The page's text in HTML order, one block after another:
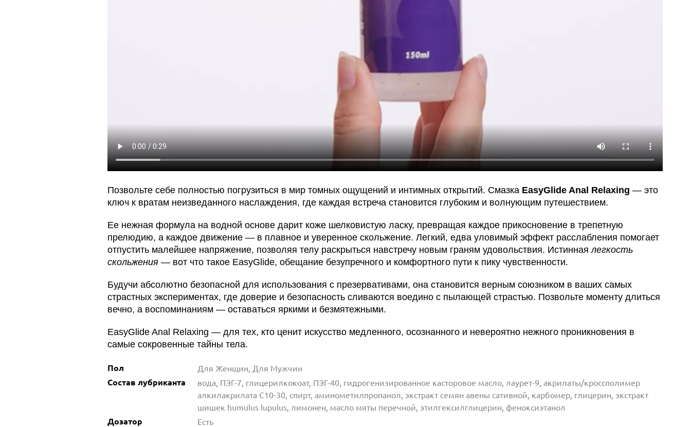
Позвольте себе полностью погрузиться в мир томных ощущений и интимных открытий. Смазка EasyGlide Anal Relaxing — это
ключ к вратам неизведанного наслаждения, где каждая встреча становится глубоким и волнующим путешествием.
Ее нежная формула на водной основе дарит коже шелковистую ласку, превращая каждое прикосновение в трепетную
прелюдию, а каждое движение — в плавное и уверенное скольжение. Легкий, едва уловимый эффект расслабления помогает
отпустить малейшее напряжение, позволяя телу раскрыться навстречу новым граням удовольствия. Истиннаялегкость
скольжения — вот что такое EasyGlide, обещание безупречного и комфортного пути к пику чувственности.
Будучи абсолютно безопасной для использования с презервативами, она становится верным союзником в ваших самых
страстных экспериментах, где доверие и безопасность сливаются воедино с пылающей страстью. Позвольте моменту длиться
вечно, а воспоминаниям — оставаться яркими и безмятежными.
EasyGlide Anal Relaxing — для тех, кто ценит искусство медленного, осознанного и невероятно нежного проникновения в
самые сокровенные тайны тела.
Пол Для Женщин, Для Мужчин
Состав лубриканта
вода, ПЭГ-7, глицерилкокоат, ПЭГ-40, гидрогенизированное касторовое масло, лаурет-9, акрилаты/кроссполимер
алкилакрилата С10-30, спирт, аминометилпропанол, экстракт семян авены сативной, карбомер, глицерин, экстракт
шишек humulus lupulus, лимонен, масло мяты перечной, этилгексилглицерин, феноксиэтанол
Дозатор Есть